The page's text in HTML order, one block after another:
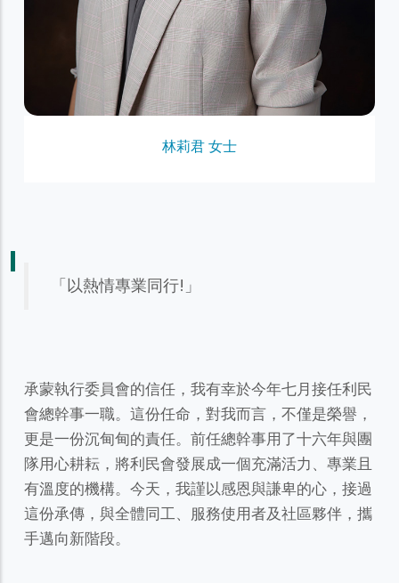
林莉君 女士
「以熱情專業同行!」
承蒙執行委員會的信任，我有幸於今年七月接任利民
會總幹事一職。這份任命，對我而言，不僅是榮譽，
更是一份沉甸甸的責任。前任總幹事用了十六年與團
隊用心耕耘，將利民會發展成一個充滿活力、專業且
有溫度的機構。今天，我謹以感恩與謙卑的心，接過
這份承傳，與全體同工、服務使用者及社區夥伴，攜
手邁向新階段。